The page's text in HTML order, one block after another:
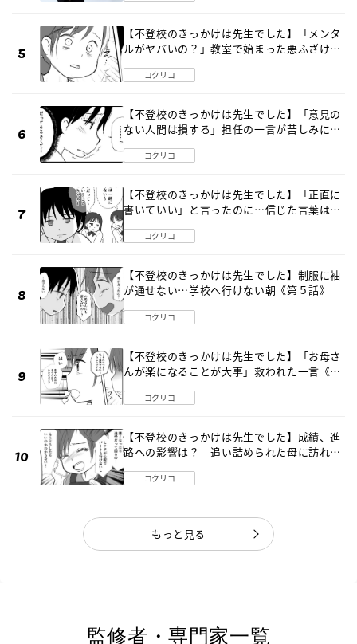
【不登校のきっかけは先生でした】「メンタ
ルがヤバいの？」教室で始まった悪ふざけ
コクリコ
【不登校のきっかけは先生でした】「意見の
ない人間は損する」担任の一言が苦しみに…
コクリコ
【不登校のきっかけは先生でした】「正直に
書いていい」と言ったのに…信じた言葉は噓
コクリコ
【不登校のきっかけは先生でした】制服に袖
が通せない…学校へ行けない朝《第５話》
コクリコ
【不登校のきっかけは先生でした】「お母さ
んが楽になることが大事」救われた一言《第
コクリコ
【不登校のきっかけは先生でした】成績、進
路への影響は？ 追い詰められた母に訪れた
コクリコ
もっと見る
監修者・専門家一覧